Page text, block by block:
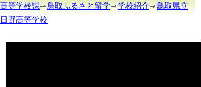
高等学校課
鳥取ふるさと留学 学校紹介
鳥取県立
日野高等学校